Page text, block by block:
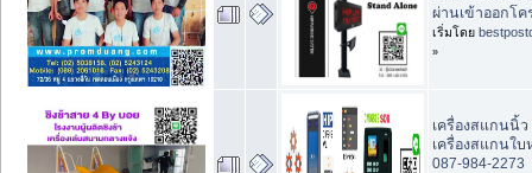
ผ่านเข้าออกโค
เริ่มโดย
»
เครื่องสแกนนิ้ว
เครื่องสแกนใ
087-984-2273